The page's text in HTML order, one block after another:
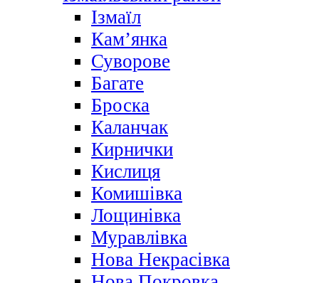
Ізмаїл
Кам’янка
Суворове
Багате
Броска
Каланчак
Кирнички
Кислиця
Комишівка
Лощинівка
Муравлівка
Нова Некрасівка